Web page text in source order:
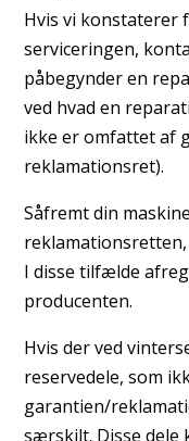
Hvis vi konstaterer
serviceringen,
påbegynder en
ved hvad en
ikke er omfattet af
reklamationsret).
Såfremt din
I disse tilfælde
producenten.
Hvis der ved
reservedele, som
garantien/
særskilt. Disse dele